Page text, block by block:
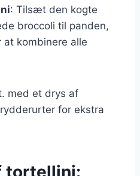
: Tilsæt den kogte
broccoli til panden,
kombinere alle
med et drys af
for ekstra
tortellini: